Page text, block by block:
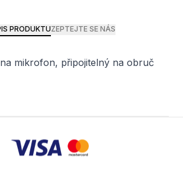
PRODUKTUZEPTEJTE SE NÁS
mikrofon, připojitelný na obruč